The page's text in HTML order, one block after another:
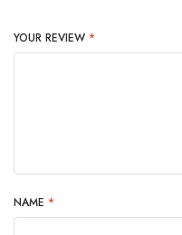
YOUR REVIEW *
NAME *